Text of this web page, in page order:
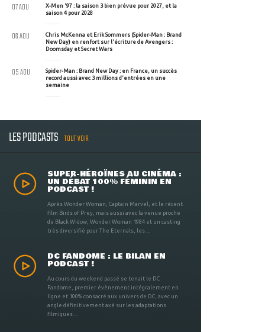
X-Men '97 : la saison 3 bien prévue pour 2027, et la
saison 4 pour 2028
07 AOU
Chris McKenna et Erik Sommers (Spider-Man : Brand
New Day) en renfort sur l'écriture de Avengers :
Doomsday et Secret Wars
06 AOU
Spider-Man : Brand New Day : en France, un succès
record aussi avec 3 millions d'entrées en une
semaine
05 AOU
LES PODCASTS TOUT VOIR
SUPER-HÉROÏNES AU CINÉMA :
UN DÉBAT 100% FÉMININ EN
PODCAST !
Après Wonder Woman, Captain Marvel, et le récent
film Birds of Prey, mais aussi avec la venue proche
de Black Widow, Wonder Woman 1984 et un casting
très diversifié pour The Eternals, les ...
DC FANDOME : LE BILAN EN
PODCAST !
Au cours du weekend passé se tenait le DC
Fandome, premier évènement intégralement en
ligne et 100% consacré aux univers de DC, avec un
angle définitivement axé sur les adaptations
filmiques ...